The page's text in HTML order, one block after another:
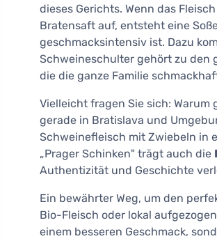
dieses Gerichts. Wenn das
Bratensaft auf, entsteht eine
geschmacksintensiv ist. Dazu
Schweineschulter gehört zu den
die die ganze Familie
Vielleicht fragen Sie sich: Warum
gerade in Bratislava und
Schweinefleisch mit Zwiebeln in
„Prager Schinken" trägt auch die
Authentizität und Geschichte
Ein bewährter Weg, um den
Bio-Fleisch oder lokal
einem besseren Geschmack,